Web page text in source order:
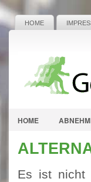
HOME
HOME
Es ist nicht